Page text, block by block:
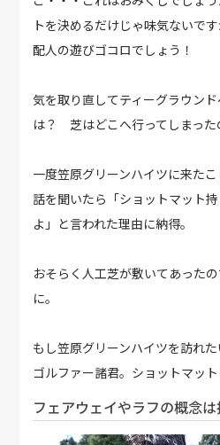
トを決めるだけじゃ味気ないで
配人の遊びゴコロでしょう！
気を取り直してティーグラウン
は？ 芝はどこへ行ってしまっ
一度笠原グリーンハイツに来た
話を聞いたら「ショットマット
よ」と言われた理由に納得。
おそらく人工芝が敷いてあった
に。
もし笠原グリーンハイツを訪れ
ゴルファー諸君。ショットマッ
フェアウェイやラフの概念